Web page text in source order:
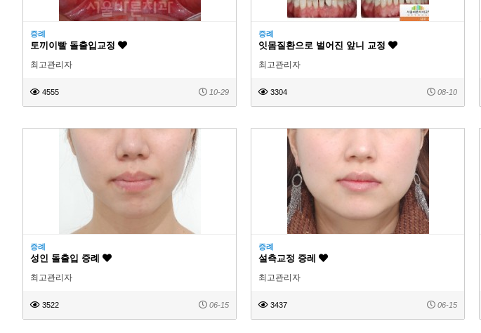
증례
토끼이빨 돌출입교정
최고관리자
4555 10-29
증례
잇몸질환으로 벌어진 앞니 교정
최고관리자
3304 08-10
증례
성인 돌출입 증례
최고관리자
3522 06-15
증례
설측교정 증레
최고관리자
3437 06-15